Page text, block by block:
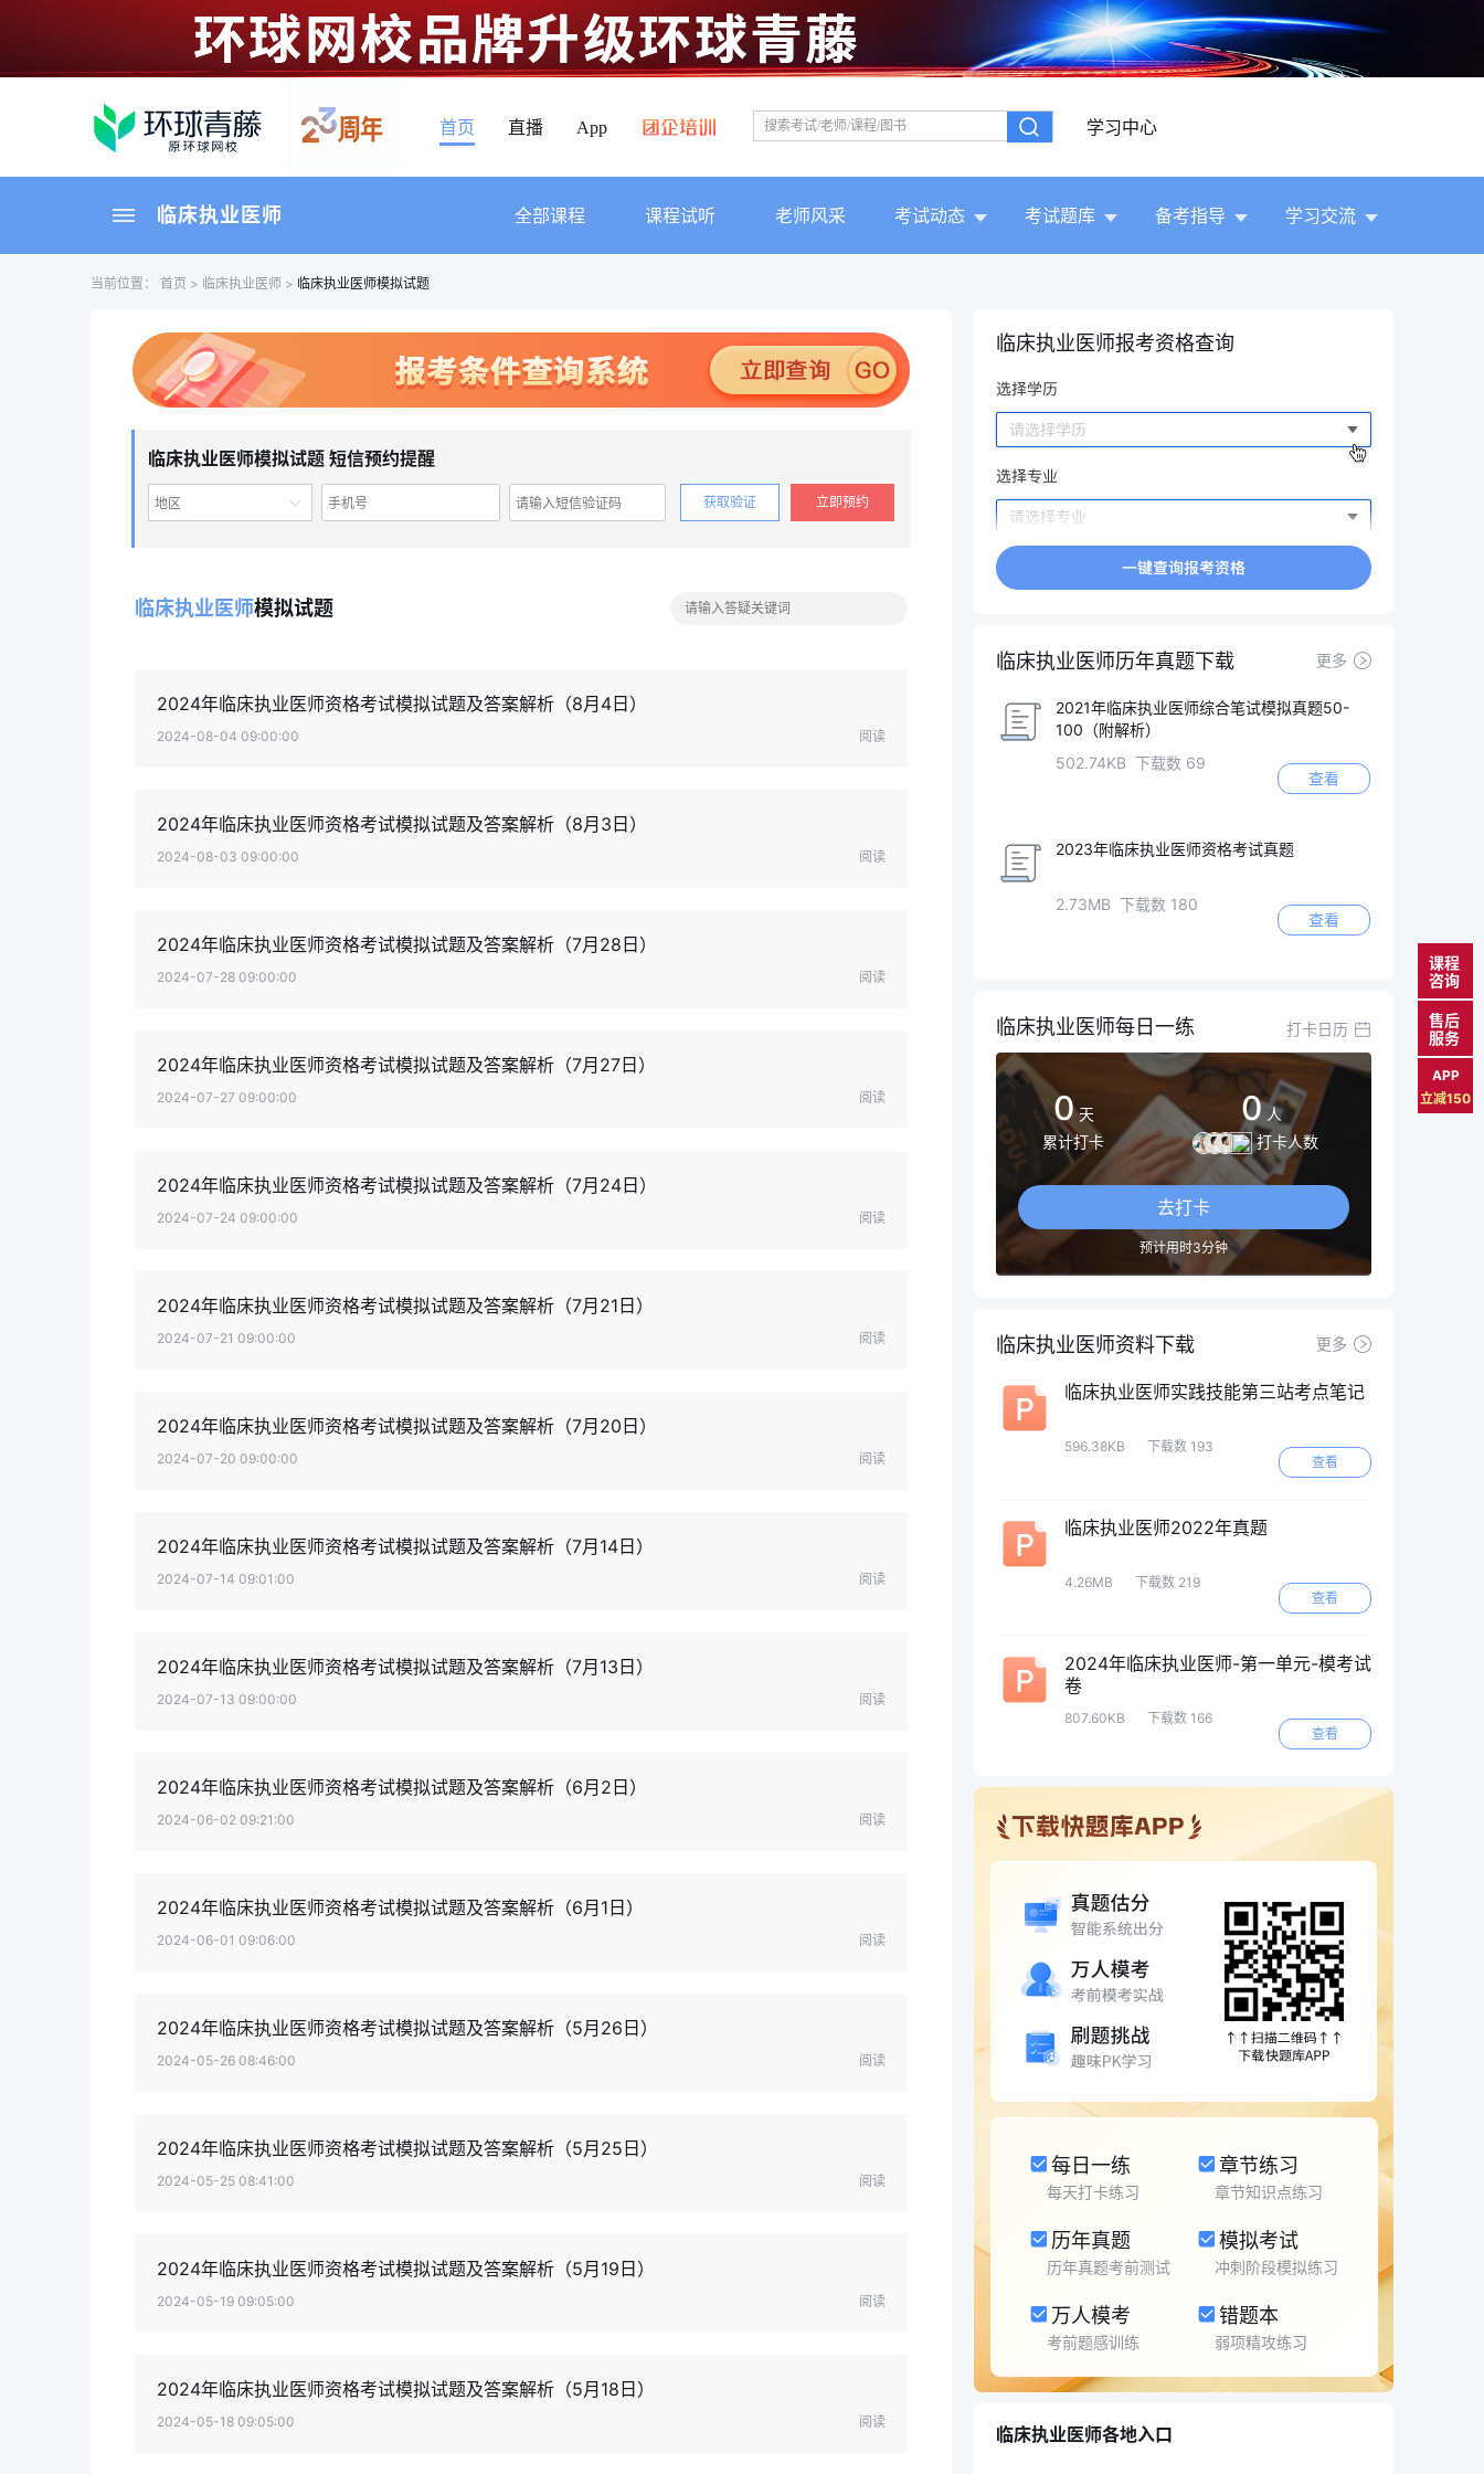
首页 直播 App 学习中心
临床执业医师 全部课程 课程试听 老师风采 考试动态 考试题库 备考指导 学习交流
当前位置： 首页 > 临床执业医师 > 临床执业医师模拟试题
临床执业医师模拟试题 短信预约提醒
地区 获取验证 立即预约
临床执业医师模拟试题
2024年临床执业医师资格考试模拟试题及答案解析（8月4日）
2024-08-04 09:00:00 阅读
2024年临床执业医师资格考试模拟试题及答案解析（8月3日）
2024-08-03 09:00:00 阅读
2024年临床执业医师资格考试模拟试题及答案解析（7月28日）
2024-07-28 09:00:00 阅读
2024年临床执业医师资格考试模拟试题及答案解析（7月27日）
2024-07-27 09:00:00 阅读
2024年临床执业医师资格考试模拟试题及答案解析（7月24日）
2024-07-24 09:00:00 阅读
2024年临床执业医师资格考试模拟试题及答案解析（7月21日）
2024-07-21 09:00:00 阅读
2024年临床执业医师资格考试模拟试题及答案解析（7月20日）
2024-07-20 09:00:00 阅读
2024年临床执业医师资格考试模拟试题及答案解析（7月14日）
2024-07-14 09:01:00 阅读
2024年临床执业医师资格考试模拟试题及答案解析（7月13日）
2024-07-13 09:00:00 阅读
2024年临床执业医师资格考试模拟试题及答案解析（6月2日）
2024-06-02 09:21:00 阅读
2024年临床执业医师资格考试模拟试题及答案解析（6月1日）
2024-06-01 09:06:00 阅读
2024年临床执业医师资格考试模拟试题及答案解析（5月26日）
2024-05-26 08:46:00 阅读
2024年临床执业医师资格考试模拟试题及答案解析（5月25日）
2024-05-25 08:41:00 阅读
2024年临床执业医师资格考试模拟试题及答案解析（5月19日）
2024-05-19 09:05:00 阅读
2024年临床执业医师资格考试模拟试题及答案解析（5月18日）
2024-05-18 09:05:00 阅读
临床执业医师报考资格查询
临床执业医师历年真题下载 更多
2021年临床执业医师综合笔试模拟真题50-
100（附解析）
502.74KB 下载数 69
查看
2023年临床执业医师资格考试真题
2.73MB 下载数 180
查看
临床执业医师每日一练 打卡日历
0 天
累计打卡
0 人
打卡人数
去打卡
预计用时3分钟
临床执业医师资料下载 更多
临床执业医师实践技能第三站考点笔记
596.38KB
下载数 193
查看
临床执业医师2022年真题
4.26MB
下载数 219
查看
2024年临床执业医师-第一单元-模考试
卷
807.60KB
下载数 166
查看
每日一练
每天打卡练习
章节练习
章节知识点练习
历年真题
历年真题考前测试
模拟考试
冲刺阶段模拟练习
万人模考
考前题感训练
错题本
弱项精攻练习
临床执业医师各地入口
课程
咨询
售后
服务
APP
立减150